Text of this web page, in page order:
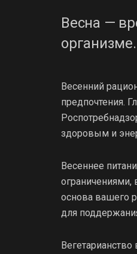
Весна —
организме.
Весенний
предпочтения.
здоровым и
Весеннее
основа вашего
для